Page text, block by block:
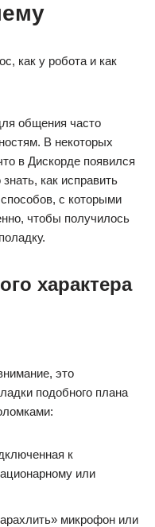
общения часто
В некоторых
в Дискорде появился
как исправить
с которыми
чтобы получилось
характера
это
подобного плана
к
или
микрофон или